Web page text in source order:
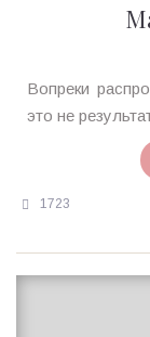
Ирина
MagicTantra
Вопреки
это не
1723